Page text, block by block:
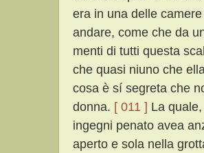
era in una delle
andare, come che da
menti di tutti questa
che quasi niuno che
cosa è sí segreta che
donna. [ 011 ] La
ingegni penato avea
aperto e sola nella